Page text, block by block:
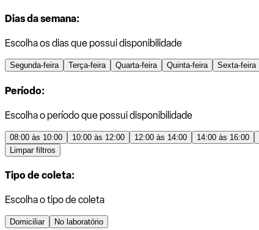
Dias da semana:
Escolha os dias que possui disponibilidade
Segunda-feira Terça-feira Quarta-feira Quinta-feira Sexta-feira
Período:
Escolha o período que possui disponibilidade
08:00 às 10:00 10:00 às 12:00 12:00 às 14:00 14:00 às 16:00
Limpar filtros
Tipo de coleta:
Escolha o tipo de coleta
Domiciliar No laboratório